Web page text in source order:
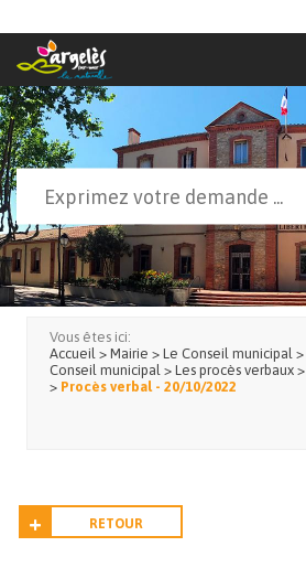
Formulaire de recherche
Vous êtes ici:
Accueil > Mairie > Le Conseil municipal >
Conseil municipal > Les procès verbaux >
> Procès verbal - 20/10/2022
RETOUR